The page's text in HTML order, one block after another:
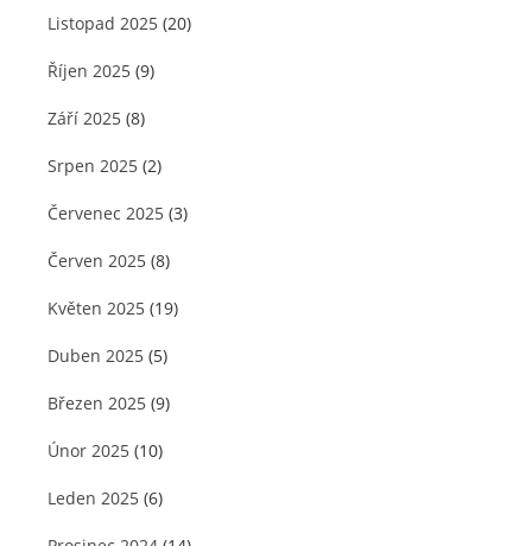
Listopad 2025 (20)
Říjen 2025 (9)
Září 2025 (8)
Srpen 2025 (2)
Červenec 2025 (3)
Červen 2025 (8)
Květen 2025 (19)
Duben 2025 (5)
Březen 2025 (9)
Únor 2025 (10)
Leden 2025 (6)